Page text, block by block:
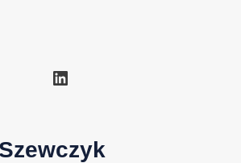
LinkedIn